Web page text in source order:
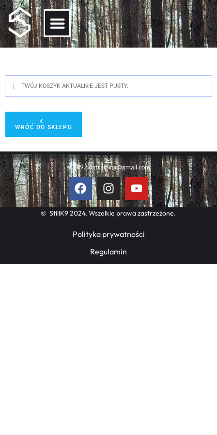
TWÓJ KOSZYK AKTUALNIE JEST PUSTY.
WRÓĆ DO SKLEPU
stillk9.dogtraining@gmail.com
© StillK9 2024. Wszelkie prawa zastrzeżone.
Polityka prywatności
Regulamin